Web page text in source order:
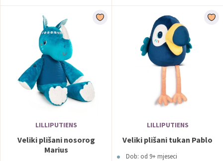
LILLIPUTIENS
Veliki plišani nosorog
Marius
LILLIPUTIENS
Veliki plišani tukan Pablo
Dob: od 9+ mjeseci